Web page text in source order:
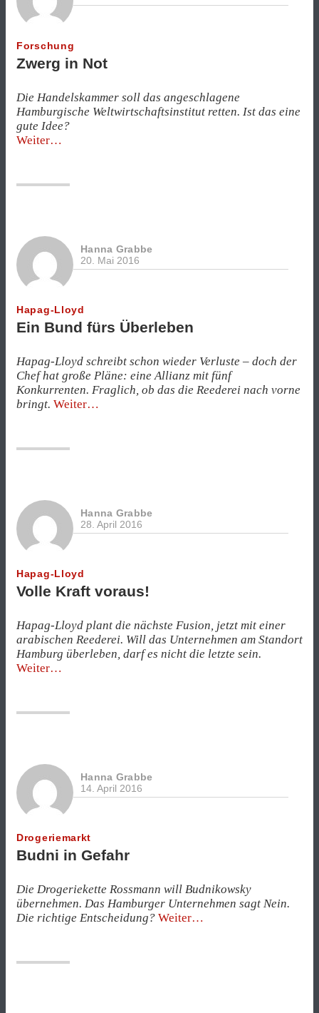
Forschung
Zwerg in Not
Die Handelskammer soll das angeschlagene
Hamburgische Weltwirtschaftsinstitut retten. Ist das eine
gute Idee?
Weiter„Zwerg
Hanna Grabbe
20. Mai 2016
Hapag-Lloyd
Ein Bund fürs Überleben
Hapag-Lloyd schreibt schon wieder Verluste – doch der
Chef hat große Pläne: eine Allianz mit fünf
Konkurrenten. Fraglich, ob das die Reederei nach vorne
bringt. Weiter„Ein
Hanna Grabbe
28. April 2016
Hapag-Lloyd
Volle Kraft voraus!
Hapag-Lloyd plant die nächste Fusion, jetzt mit einer
arabischen Reederei. Will das Unternehmen am Standort
Hamburg überleben, darf es nicht die letzte sein.
Weiter„Volle
Hanna Grabbe
14. April 2016
Drogeriemarkt
Budni in Gefahr
Die Drogeriekette Rossmann will Budnikowsky
übernehmen. Das Hamburger Unternehmen sagt Nein.
Die richtige Entscheidung? Weiter„Budni